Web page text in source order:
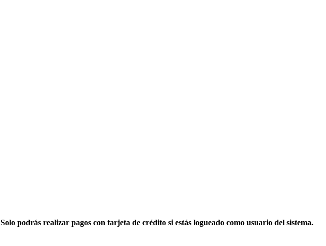
Solo podrás realizar pagos con tarjeta de crédito si estás logueado como usuario del sistema.